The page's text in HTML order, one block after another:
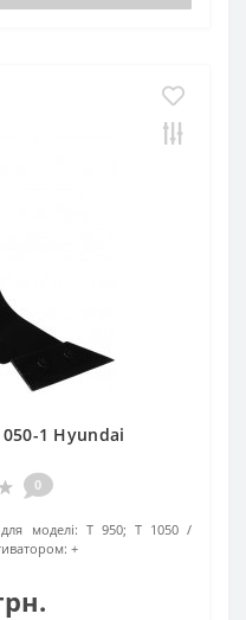
1 Hyundai
0
моделі: Т 950; Т 1050
+